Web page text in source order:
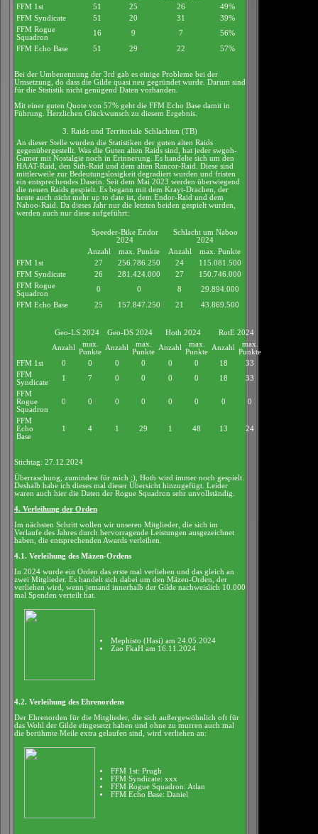
FFM 1st
51 25 26
49%
FFM Syndicate
51 20 31
39%
FFM Rogue
Squadron
16 9 7
56%
FFM Echo Base
51 29 22 57%
Bei der Umbenennung der 3rd gab es einige Probleme bei der
Umsetzung, do dass die Gilde quasi neu gegründet wurde. Darum sind
für die Statistik nicht genügend Daten vorhanden.
Mit einer guten Quote von 57% geht die FFM Echo Base damit in
Führung. Herzlichen Glückwunsch zu diesem Ergebnis.
3. Raids und Territoriale Schlachten (TB)
An dieser Stelle wurden die Statistiken der guten alten Raids
gegenübergestellt. Was die Guten alten Raids sind, hat jeder swgoh-
Gamer mit Nostalgie noch in Erinnerung. Es handelte sich um den
HAAT-Raid, den Sith-Raid und dem alten Rancor-Raid. Diese sind
mittlerweile zur Bedeutungslosigkeit degradiert wurden und fristen
ein entsprechendes Dasein. Seit dem Mai 2023 werden überwiegend
die neuen Raids gespielt. Es begann mit dem Krayt-Drachen, der
heute auch nicht mehr up to date ist, dem Endor-Raid und dem
Naboo-Raid. Da dieses Jahr nur die letzten beiden gespielt wurden,
werden auch nur diese aufgeführt:
Speeder-Bike Endor
2024
Schlacht um Naboo
2024
Anzahl
max. Punkte Anzahl
max. Punkte
FFM 1st
27 256.786.250 24
115.081.500
FFM Syndicate
26 281.424.000 27
150.746.000
FFM Rogue
Squadron
0 0 8
29.894.000
FFM Echo Base
25 157.847.250 21 43.869.500
Geo-LS 2024 Geo-DS 2024 Hoth 2024
RotE 2024
Anzahl
max.
Punkte
Anzahl
max.
Punkte
Anzahl
max.
Punkte
Anzahl
max.
Punkte
FFM 1st
0 0 0 0 0 0 18
33
FFM
Syndicate
1 7 0 0 0 0 18
33
FFM
Rogue
Squadron
0 0 0 0 0 0 0 0
FFM
Echo
Base
1 4 1 29 1 48 13 24
Stichtag: 27.12.2024
Überraschung, zumindest für mich :), Hoth wird immer noch gespielt.
Deshalb habe ich dieses mal dieser Übersicht hinzugefügt. Leider
waren auch hier die Daten der Rogue Squadron sehr unvollständig.
4. Verleihung der Orden
Im nächsten Schritt wollen wir unseren Mitglieder, die sich im
Verlaufe des Jahres durch hervorragende Leistungen ausgezeichnet
haben, die entsprechenden Awards verleihen.
4.1. Verleihung des Mäzen-Ordens
In 2024 wurde ein Orden das erste mal verliehen und das gleich an
zwei Mitglieder. Es handelt sich dabei um den Mäzen-Orden, der
verliehen wird, wenn jemand innerhalb der Gilde nachweislich 10.000
mal Spenden verteilt hat.
Mephisto (Hasi) am 24.05.2024
Zao FkaH am 16.11.2024
4.2. Verleihung des Ehrenordens
Der Ehrenorden für die Mitglieder, die sich außergewöhnlich oft für
das Wohl der Gilde eingesetzt haben und ohne zu murren auch mal
die berühmte Meile extra gelaufen sind, wird verliehen an:
FFM 1st: Prugh
FFM Syndicate: xxx
FFM Rogue Squadron: Atlan
FFM Echo Base: Daniel